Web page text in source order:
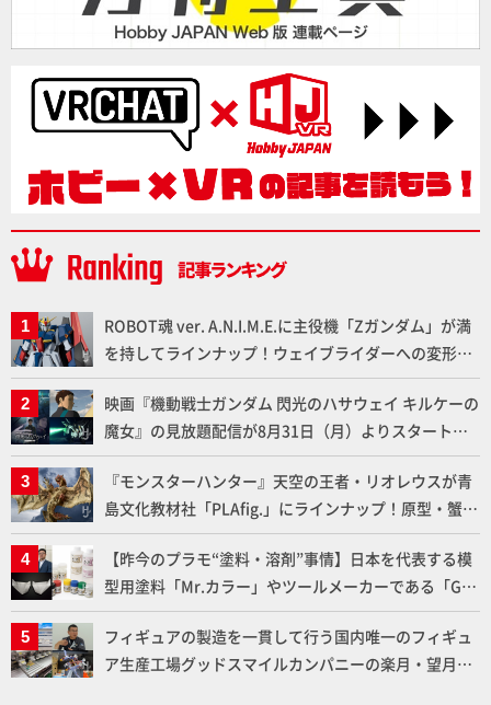
ROBOT魂 ver. A.N.I.M.E.に主役機「Zガンダム」が満
を持してラインナップ！ウェイブライダーへの変形、
劇中どおりのプロポーションを再現【機動戦士Zガン
ダム】
映画『機動戦士ガンダム 閃光のハサウェイ キルケーの
魔女』の見放題配信が8月31日（月）よりスタート！
Prime Videoで国内独占配信
『モンスターハンター』天空の王者・リオレウスが青
島文化教材社「PLAfig.」にラインナップ！原型・蟹蟲
修造氏の彩色作例で超ハイディテールかつ躍動感に満
ちた造形をチェック
【昨今のプラモ“塗料・溶剤”事情】日本を代表する模
型用塗料「Mr.カラー」やツールメーカーである「GSI
クレオス」が語るラッカー塗料の未来とは？
フィギュアの製造を一貫して行う国内唯一のフィギュ
ア生産工場グッドスマイルカンパニーの楽月・望月工